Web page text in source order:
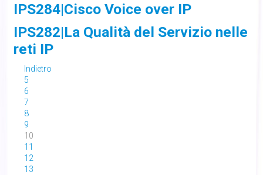
IPS284|Cisco Voice over IP
IPS282|La Qualità del Servizio nelle
reti IP
Indietro
5
6
7
8
9
10
11
12
13